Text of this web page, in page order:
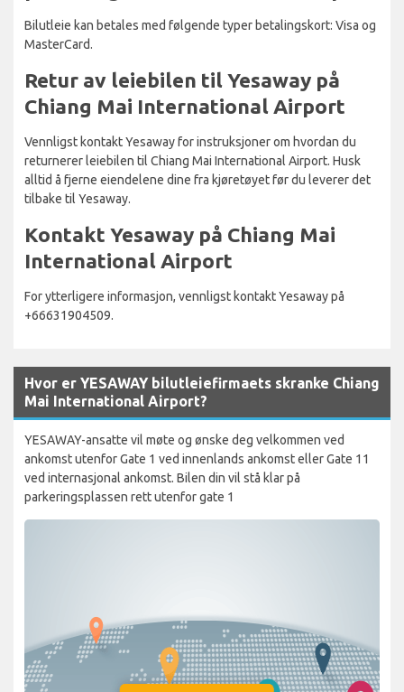
Bilutleie kan betales med følgende typer betalingskort: Visa og
MasterCard.
Retur av leiebilen til Yesaway på
Chiang Mai International Airport
Vennligst kontakt Yesaway for instruksjoner om hvordan du
returnerer leiebilen til Chiang Mai International Airport. Husk
alltid å fjerne eiendelene dine fra kjøretøyet før du leverer det
tilbake til Yesaway.
Kontakt Yesaway på Chiang Mai
International Airport
For ytterligere informasjon, vennligst kontakt Yesaway på
+66631904509.
Hvor er YESAWAY bilutleiefirmaets skranke Chiang
Mai International Airport?
YESAWAY-ansatte vil møte og ønske deg velkommen ved
ankomst utenfor Gate 1 ved innenlands ankomst eller Gate 11
ved internasjonal ankomst. Bilen din vil stå klar på
parkeringsplassen rett utenfor gate 1